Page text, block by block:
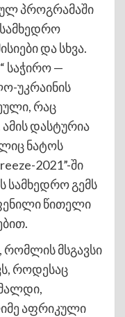
პროგრამაში
და სხვა.
საჭირო —
უკრაინის
რაც
დასტურია
ნატოს
2021”-ში
სამხედრო გემს
წითელი
რომლის მსგავსი
როდესაც
აფრიკული